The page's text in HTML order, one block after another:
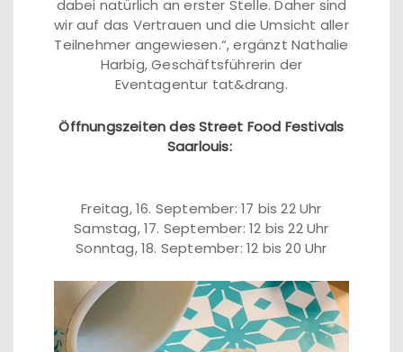
dabei natürlich an erster Stelle. Daher sind
wir auf das Vertrauen und die Umsicht aller
Teilnehmer angewiesen.“, ergänzt Nathalie
Harbig, Geschäftsführerin der
Eventagentur tat&drang.
Öffnungszeiten des Street Food Festivals
Saarlouis:
Freitag, 16. September: 17 bis 22 Uhr
Samstag, 17. September: 12 bis 22 Uhr
Sonntag, 18. September: 12 bis 20 Uhr